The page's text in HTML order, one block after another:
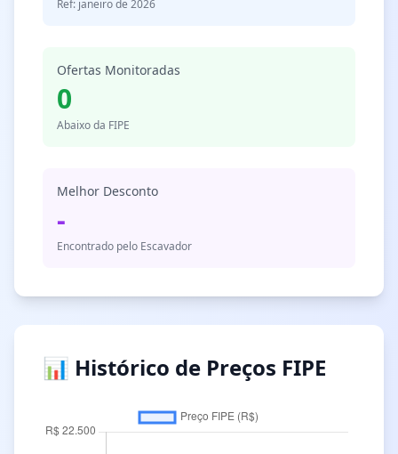
Ref: janeiro de 2026
Ofertas Monitoradas
0
Abaixo da FIPE
Melhor Desconto
-
Encontrado pelo Escavador
📊 Histórico de Preços FIPE